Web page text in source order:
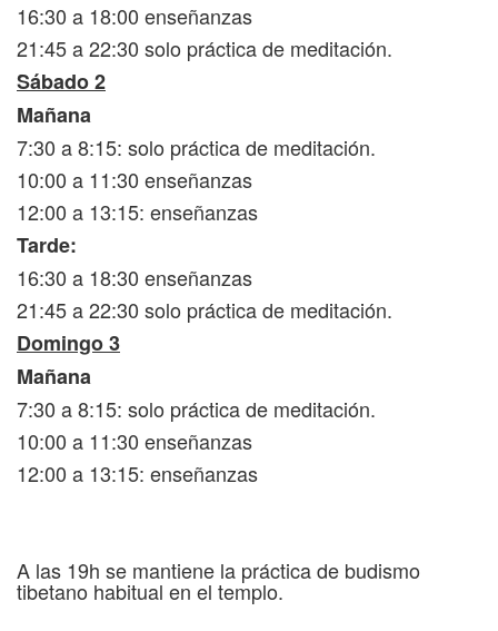
16:30 a 18:00 enseñanzas
21:45 a 22:30 solo práctica de meditación.
Sábado 2
Mañana
7:30 a 8:15: solo práctica de meditación.
10:00 a 11:30 enseñanzas
12:00 a 13:15: enseñanzas
Tarde:
16:30 a 18:30 enseñanzas
21:45 a 22:30 solo práctica de meditación.
Domingo 3
Mañana
7:30 a 8:15: solo práctica de meditación.
10:00 a 11:30 enseñanzas
12:00 a 13:15: enseñanzas
A las 19h se mantiene la práctica de budismo
tibetano habitual en el templo.